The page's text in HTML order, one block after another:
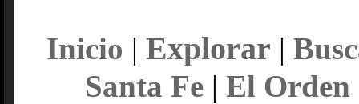
Inicio | Explorar |
Santa Fe| El Orden